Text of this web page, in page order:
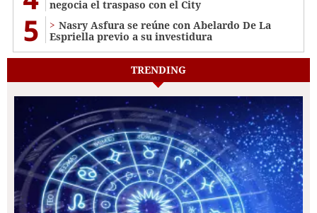
negocia el traspaso con el City
5
Nasry Asfura se reúne con Abelardo De La
Espriella previo a su investidura
TRENDING